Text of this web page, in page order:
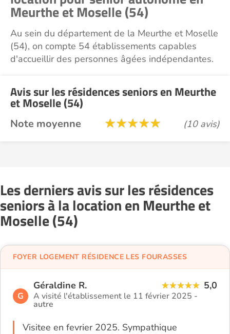
Meurthe et Moselle (54)
Au sein du département de la Meurthe et Moselle
(54), on compte 54 établissements capables
d'accueillir des personnes âgées indépendantes.
Avis sur les résidences seniors en Meurthe
et Moselle (54)
Note moyenne (10 avis)
Les derniers avis sur les résidences
seniors à la location en Meurthe et
Moselle (54)
G
Géraldine R. 5,0
A visité l'établissement le 11 février 2025 -
autre
Visitee en fevrier 2025. Sympathique
FOYER LOGEMENT RÉSIDENCE LES FOURASSES